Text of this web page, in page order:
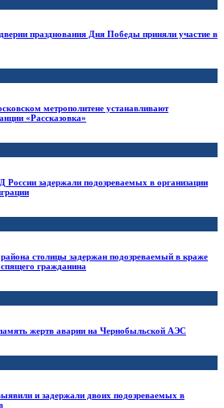
празднования Дня Победы приняли участие в
метрополитене устанавливают
«Рассказовка»
задержали подозреваемых в организации
столицы задержан подозреваемый в краже
гражданина
жертв аварии на Чернобыльской АЭС
и задержали двоих подозреваемых в